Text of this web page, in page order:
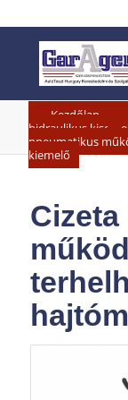
Kezdőlap
hidraulikus
pneumatikus
kiemelő